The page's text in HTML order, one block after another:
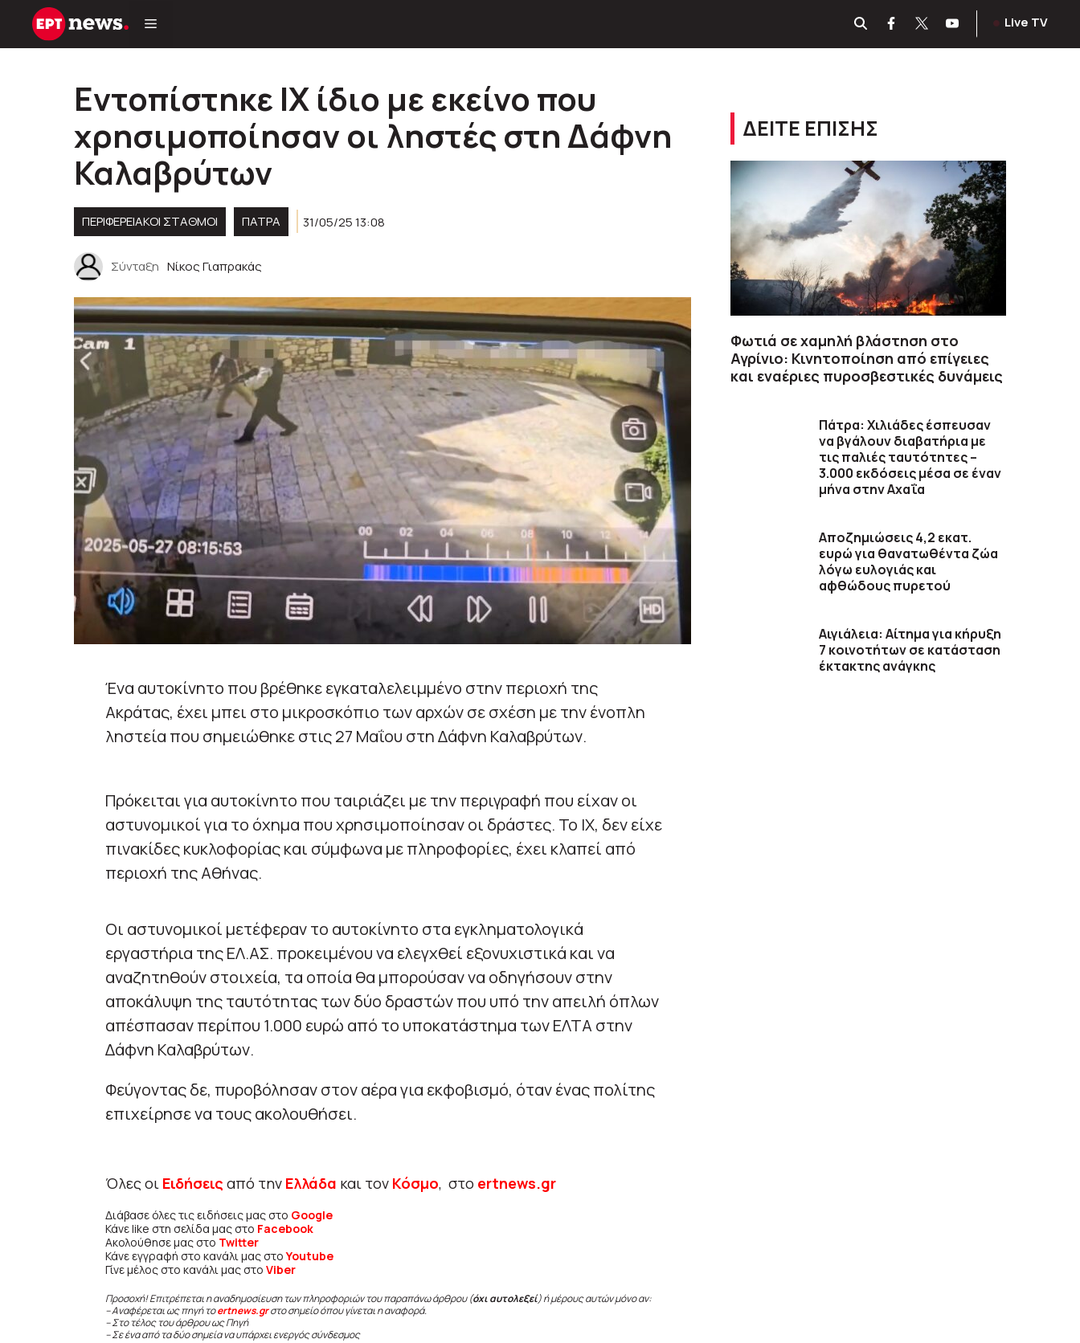
Μετάβαση
Live TV
Εντοπίστηκε ΙΧ ίδιο με εκείνο που
χρησιμοποίησαν οι ληστές στη Δάφνη
Καλαβρύτων
ΠΕΡΙΦΕΡΕΙΑΚΟΊ ΣΤΑΘΜΟΊ ΠΑΤΡΑ 31/05/25 13:08
Σύνταξη Νίκος Γιαπρακάς
Ένα αυτοκίνητο που βρέθηκε εγκαταλελειμμένο στην περιοχή της
Ακράτας, έχει μπει στο μικροσκόπιο των αρχών σε σχέση με την ένοπλη
ληστεία που σημειώθηκε στις 27 Μαΐου στη Δάφνη Καλαβρύτων.
Πρόκειται για αυτοκίνητο που ταιριάζει με την περιγραφή που είχαν οι
αστυνομικοί για το όχημα που χρησιμοποίησαν οι δράστες. Το ΙΧ, δεν είχε
πινακίδες κυκλοφορίας και σύμφωνα με πληροφορίες, έχει κλαπεί από
περιοχή της Αθήνας.
Οι αστυνομικοί μετέφεραν το αυτοκίνητο στα εγκληματολογικά
εργαστήρια της ΕΛ.ΑΣ. προκειμένου να ελεγχθεί εξονυχιστικά και να
αναζητηθούν στοιχεία, τα οποία θα μπορούσαν να οδηγήσουν στην
αποκάλυψη της ταυτότητας των δύο δραστών που υπό την απειλή όπλων
απέσπασαν περίπου 1.000 ευρώ από το υποκατάστημα των ΕΛΤΑ στην
Δάφνη Καλαβρύτων.
Φεύγοντας δε, πυροβόλησαν στον αέρα για εκφοβισμό, όταν ένας πολίτης
επιχείρησε να τους ακολουθήσει.
Όλες οι Ειδήσεις από την Ελλάδα και τον Κόσμο, στο ertnews.gr
Διάβασε όλες τις ειδήσεις μας στο Google
Κάνε like στη σελίδα μας στο Facebook
Ακολούθησε μας στο Twitter
Κάνε εγγραφή στο κανάλι μας στοYoutube
Γίνε μέλος στο κανάλι μας στο Viber
Προσοχή! Επιτρέπεται η αναδημοσίευση των πληροφοριών του παραπάνω άρθρου (όχι αυτολεξεί) ή μέρους αυτών μόνο αν:
– Αναφέρεται ως πηγή τοertnews.gr στο σημείο όπου γίνεται η αναφορά.
– Στο τέλος του άρθρου ως Πηγή
– Σε ένα από τα δύο σημεία να υπάρχει ενεργός σύνδεσμος
ΔΕΙΤΕ ΕΠΙΣΗΣ
Φωτιά σε χαμηλή βλάστηση στο
Αγρίνιο: Κινητοποίηση από επίγειες
και εναέριες πυροσβεστικές δυνάμεις
Πάτρα: Χιλιάδες έσπευσαν
να βγάλουν διαβατήρια με
τις παλιές ταυτότητες –
3.000 εκδόσεις μέσα σε έναν
μήνα στην Αχαΐα
Αποζημιώσεις 4,2 εκατ.
ευρώ για θανατωθέντα ζώα
λόγω ευλογιάς και
αφθώδους πυρετού
Αιγιάλεια: Αίτημα για κήρυξη
7 κοινοτήτων σε κατάσταση
έκτακτης ανάγκης